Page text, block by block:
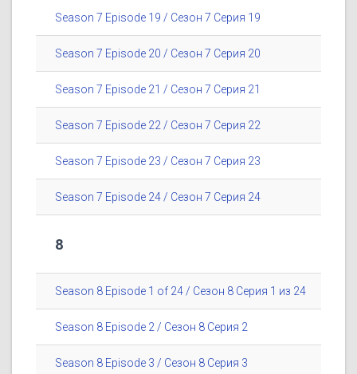
Season 7 Episode 19 / Сезон 7 Серия 19
Season 7 Episode 20 / Сезон 7 Серия 20
Season 7 Episode 21 / Сезон 7 Серия 21
Season 7 Episode 22 / Сезон 7 Серия 22
Season 7 Episode 23 / Сезон 7 Серия 23
Season 7 Episode 24 / Сезон 7 Серия 24
8
Season 8 Episode 1 of 24 / Сезон 8 Серия 1 из 24
Season 8 Episode 2 / Сезон 8 Серия 2
Season 8 Episode 3 / Сезон 8 Серия 3